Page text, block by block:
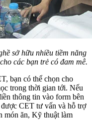
sở hữu nhiều tiềm năng
các bạn trẻ có đam mê.
bạn có thể chọn cho
trong thời gian tới. Nếu
thông tin vào form bên
CET tư vấn và hỗ trợ
món ăn, Kỹ thuật làm